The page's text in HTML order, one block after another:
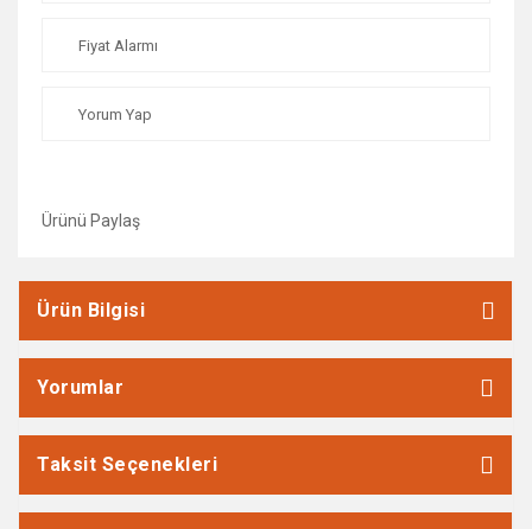
Fiyat Alarmı
Yorum Yap
Ürünü Paylaş
Ürün Bilgisi
Yorumlar
Taksit Seçenekleri